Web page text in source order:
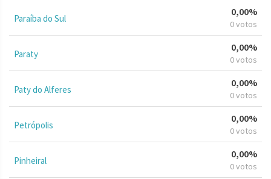
Paraíba do Sul
0,00%
0 votos
Paraty
0,00%
0 votos
Paty do Alferes
0,00%
0 votos
Petrópolis
0,00%
0 votos
Pinheiral
0,00%
0 votos